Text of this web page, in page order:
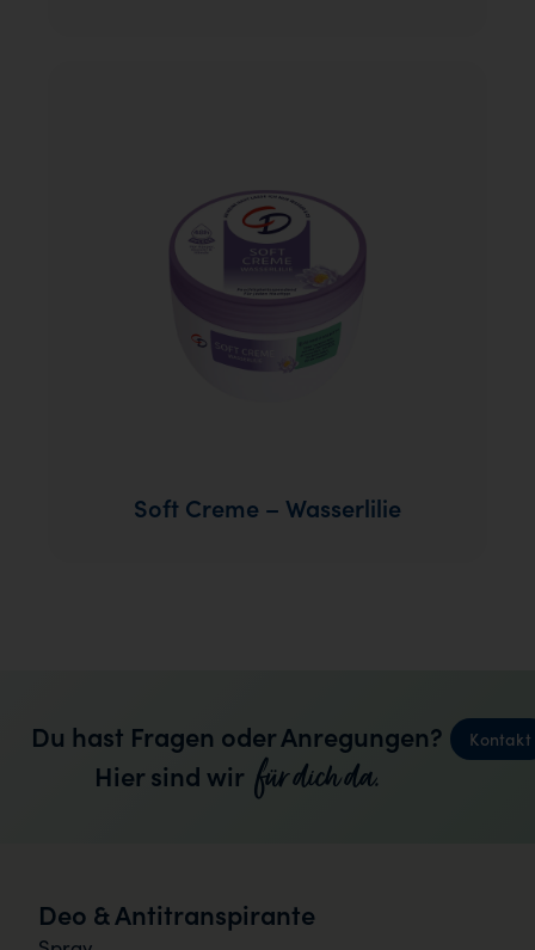
Soft Creme – Wasserlilie
Du hast Fragen oder Anregungen?
Hier sind wir für dich da.
Kontakt
Deo & Antitranspirante